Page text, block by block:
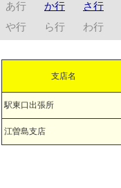
あ行 か行 さ行
や行
ら行 わ行
支店名
駅東口出張所
江曽島支店